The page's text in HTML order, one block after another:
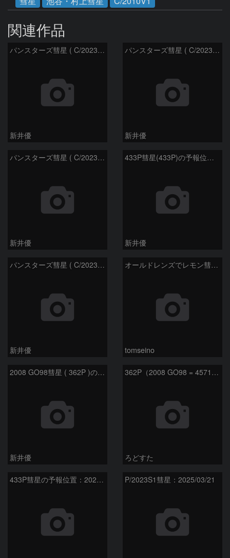
関連作品
パンスターズ彗星 ( C/2023R1 )：2026/07/09
新井優
パンスターズ彗星 ( C/2023R1 ) ：2026/07/08
新井優
パンスターズ彗星 ( C/2023R1 ) ：2026/05/20
新井優
433P彗星(433P)の予報位置：2026/05/30
新井優
パンスターズ彗星 ( C/2023R1 ) ：2026/05/30
新井優
オールドレンズでレモン彗星11/9
tomseino
2008 GO98彗星 ( 362P )の予報位置：2025/09/25
新井優
362P（2008 GO98 = 457175）
ろどすた
433P彗星の予報位置：2025/05/04 P/2023S1彗星：2025/03/21